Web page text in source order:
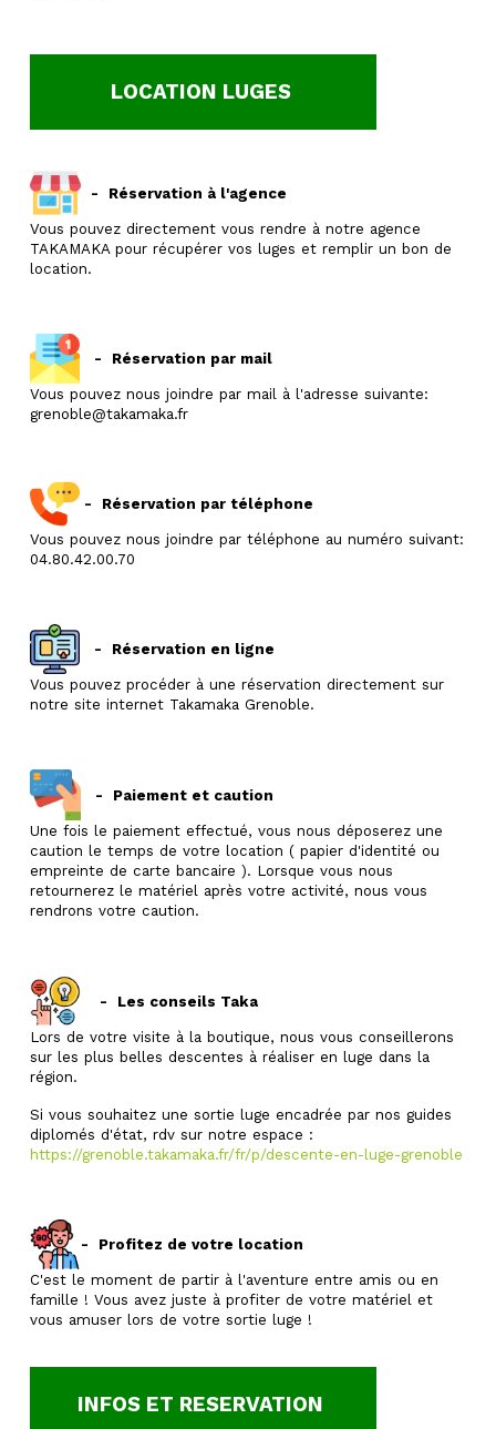
LOCATION LUGES
- Réservation à l'agence
Vous pouvez directement vous rendre à notre agence
TAKAMAKA pour récupérer vos luges et remplir un bon de
location.
- Réservation par mail
Vous pouvez nous joindre par mail à l'adresse suivante:
grenoble@takamaka.fr
- Réservation par téléphone
Vous pouvez nous joindre par téléphone au numéro suivant:
04.80.42.00.70
- Réservation en ligne
Vous pouvez procéder à une réservation directement sur
notre site internet Takamaka Grenoble.
- Paiement et caution
Une fois le paiement effectué, vous nous déposerez une
caution le temps de votre location ( papier d'identité ou
empreinte de carte bancaire ). Lorsque vous nous
retournerez le matériel après votre activité, nous vous
rendrons votre caution.
- Les conseils Taka
Lors de votre visite à la boutique, nous vous conseillerons
sur les plus belles descentes à réaliser en luge dans la
région.
Si vous souhaitez une sortie luge encadrée par nos guides
diplomés d'état, rdv sur notre espace :
https://grenoble.takamaka.fr/fr/p/descente-en-luge-grenoble
- Profitez de votre location
C'est le moment de partir à l'aventure entre amis ou en
famille ! Vous avez juste à profiter de votre matériel et
vous amuser lors de votre sortie luge !
INFOS ET RESERVATION